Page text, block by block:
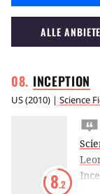
ALLE
INCEPTION
US(2010) | Science
8.2